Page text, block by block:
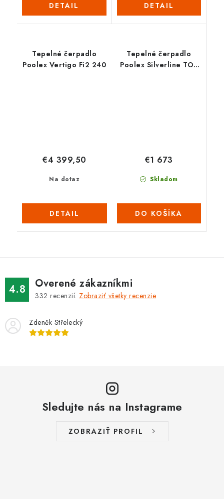
DETAIL DETAIL
Tepelné čerpadlo
Poolex Vertigo Fi2 240
Na dotaz
€4 399,50
DETAIL
Tepelné čerpadlo
Poolex Silverline TOP
Skladom
€1 673
DO KOŠÍKA
4.8 Overené zákazníkmi
332 recenzií. Zobraziť všetky recenzie
Zdeněk Střelecký
Sledujte nás na Instagrame
ZOBRAZIŤ PROFIL